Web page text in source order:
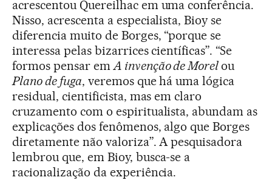
acrescentou Quereilhac em uma conferência.
Nisso, acrescenta a especialista, Bioy se
diferencia muito de Borges, “porque se
interessa pelas bizarrices científicas”. “Se
formos pensar em A invenção de Morelou
Plano de fuga, veremos que há uma lógica
residual, cientificista, mas em claro
cruzamento com o espiritualista, abundam as
explicações dos fenômenos, algo que Borges
diretamente não valoriza”. A pesquisadora
lembrou que, em Bioy, busca-se a
racionalização da experiência.